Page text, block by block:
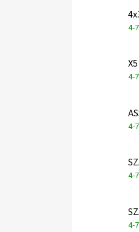
4-
4-
4-
4-
4-